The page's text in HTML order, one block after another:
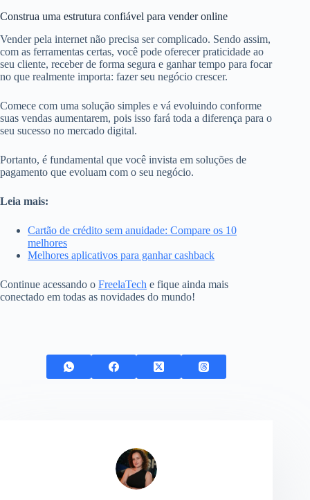
Construa uma estrutura confiável para vender online
Vender pela internet não precisa ser complicado. Sendo assim,
com as ferramentas certas, você pode oferecer praticidade ao
seu cliente, receber de forma segura e ganhar tempo para focar
no que realmente importa: fazer seu negócio crescer.
Comece com uma solução simples e vá evoluindo conforme
suas vendas aumentarem, pois isso fará toda a diferença para o
seu sucesso no mercado digital.
Portanto, é fundamental que você invista em soluções de
pagamento que evoluam com o seu negócio.
Leia mais:
Cartão de crédito sem anuidade: Compare os 10
melhores
Melhores aplicativos para ganhar cashback
Continue acessando o FreelaTech e fique ainda mais
conectado em todas as novidades do mundo!